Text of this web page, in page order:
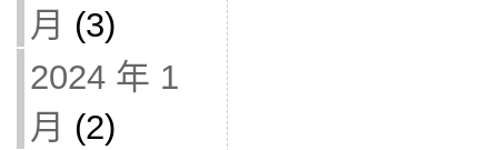
月 (3)
2024 年 1
月 (2)